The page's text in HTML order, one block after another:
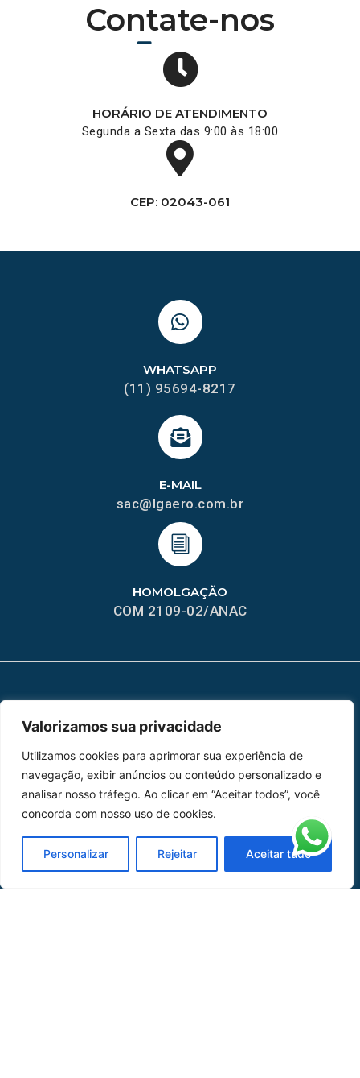
Valorizamos sua privacidade
Utilizamos cookies para aprimorar sua experiência de
navegação, exibir anúncios ou conteúdo personalizado e
analisar nosso tráfego. Ao clicar em “Aceitar todos”, você
concorda com nosso uso de cookies.
Personalizar Rejeitar Aceitar tudo
Contate-nos
HORÁRIO DE ATENDIMENTO
Segunda a Sexta das 9:00 às 18:00
CEP: 02043-061
HOMOLGAÇÃO
COM 2109-02/ANAC
E-MAIL
sac@lgaero.com.br
WHATSAPP
(11) 95694-8217
Peças
Catálogo de Aplicações
Oficina de Mangueiras